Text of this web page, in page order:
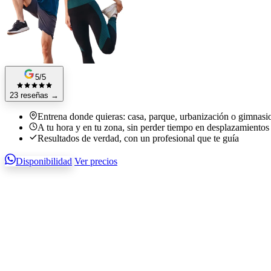
5/5
23 reseñas →
Entrena donde quieras: casa, parque, urbanización o
A tu hora y en tu zona, sin perder tiempo en desplazamientos
Resultados de verdad, con un profesional que te guía
Disponibilidad Ver precios